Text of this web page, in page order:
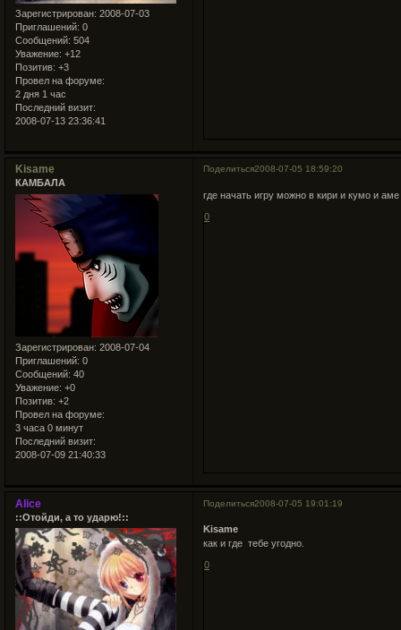
Зарегистрирован: 2008-07-03
Приглашений: 0
Сообщений: 504
Уважение: +12
Позитив: +3
Провел на форуме:
2 дня 1 час
Последний визит:
2008-07-13 23:36:41
Поделиться2008-07-05 18:59:20
Kisame
КАМБАЛА
Зарегистрирован: 2008-07-04
Приглашений: 0
Сообщений: 40
Уважение: +0
Позитив: +2
Провел на форуме:
3 часа 0 минут
Последний визит:
2008-07-09 21:40:33
где начать игру можно в кири и кумо и аме
0
Поделиться2008-07-05 19:01:19
Alice
::Отойди, а то ударю!::
Kisame
как и где тебе угодно.
0